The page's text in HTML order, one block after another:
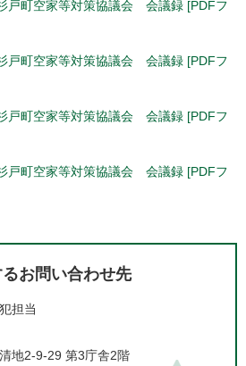
町空家等対策協議会 会議録 [PDFフ
町空家等対策協議会 会議録 [PDFフ
町空家等対策協議会 会議録 [PDFフ
町空家等対策協議会 会議録 [PDFフ
お問い合わせ先
担当
地2-9-29 第3庁舎2階